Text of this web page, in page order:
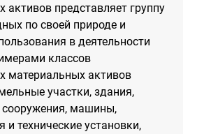
активов представляет группу
по своей природе и
в деятельности
классов
материальных активов
участки, здания,
сооружения, машины,
и технические установки,